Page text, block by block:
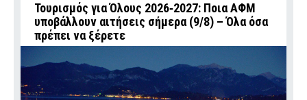
Τουρισμός για Όλους 2026‑2027: Ποια ΑΦΜ
υποβάλλουν αιτήσεις σήμερα (9/8) – Όλα όσα
πρέπει να ξέρετε